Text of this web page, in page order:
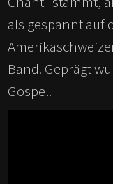
als gespannt auf
Band. Geprägt
Gospel.